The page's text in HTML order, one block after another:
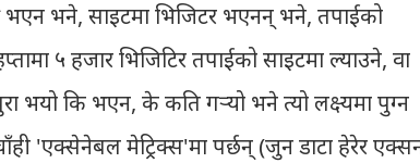
भएन भने, साइटमा भिजिटर भएनन् भने, तपाईको
५ हजार भिजिटिर तपाईको साइटमा ल्याउने, वा
भयो कि भएन, के कति गर्‍यो भने त्यो लक्ष्यमा पुग्न
'एक्सेनेबल मेट्रिक्स'मा पर्छन् (जुन डाटा हेरेर